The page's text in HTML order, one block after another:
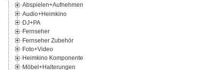
Abspielen+Aufnehmen
Audio+Heimkino
DJ+PA
Fernseher
Fernseher Zubehör
Foto+Video
Heimkino Komponente
Möbel+Halterungen